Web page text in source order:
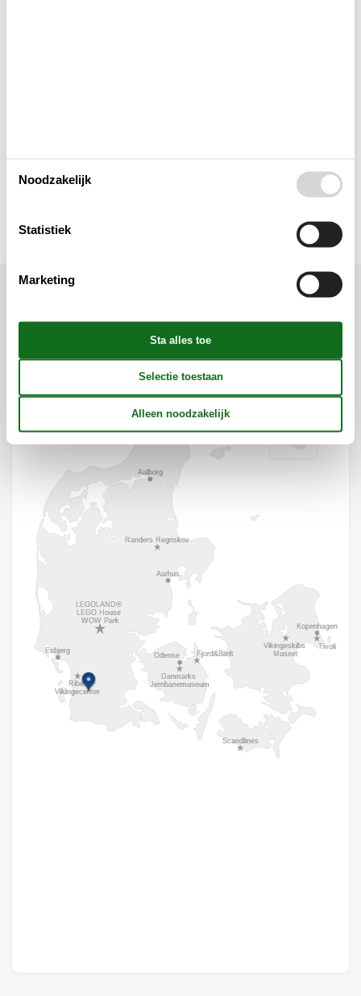
Toegang tot het vakantiehuis
Noodzakelijk
Statistiek
Marketing